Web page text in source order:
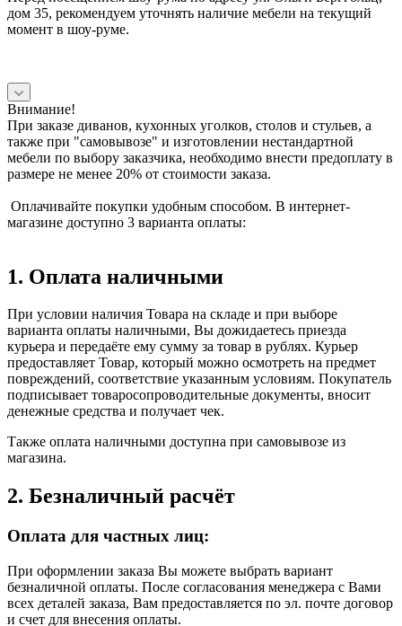
дом 35, рекомендуем уточнять наличие мебели на текущий
момент в шоу-руме.
Внимание!
При заказе диванов, кухонных уголков, столов и стульев, а
также при "самовывозе" и изготовлении нестандартной
мебели по выбору заказчика, необходимо внести предоплату в
размере не менее 20% от стоимости заказа.
Оплачивайте покупки удобным способом. В интернет-
магазине доступно 3 варианта оплаты:
1. Оплата наличными
При условии наличия Товара на складе и при выборе
варианта оплаты наличными, Вы дожидаетесь приезда
курьера и передаёте ему сумму за товар в рублях. Курьер
предоставляет Товар, который можно осмотреть на предмет
повреждений, соответствие указанным условиям. Покупатель
подписывает товаросопроводительные документы, вносит
денежные средства и получает чек.
Также оплата наличными доступна при самовывозе из
магазина.
2. Безналичный расчёт
Оплата для частных лиц:
При оформлении заказа Вы можете выбрать вариант
безналичной оплаты. После согласования менеджера с Вами
всех деталей заказа, Вам предоставляется по эл. почте договор
и счет для внесения оплаты.